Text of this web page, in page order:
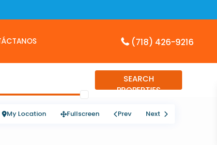
(718) 426-9216
SEARCH
PROPERTIES
My Location Fullscreen Prev Next